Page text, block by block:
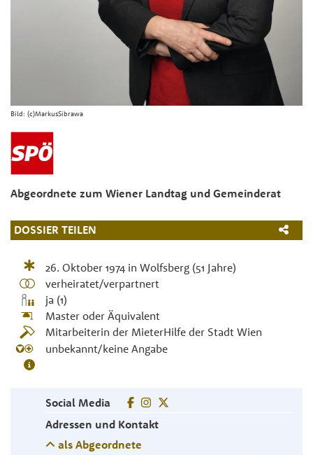
Bild: (c)MarkusSibrawa
Abgeordnete zum Wiener Landtag und Gemeinderat
DOSSIER TEILEN
26. Oktober 1974in Wolfsberg (51 Jahre)
verheiratet/verpartnert
ja (1)
Master oder Äquivalent
Mitarbeiterin der MieterHilfe der Stadt Wien
unbekannt/keine Angabe
Social Media
Adressen und Kontakt
als Abgeordnete